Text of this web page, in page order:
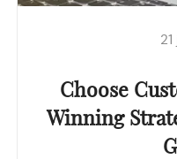
Choose
Winning